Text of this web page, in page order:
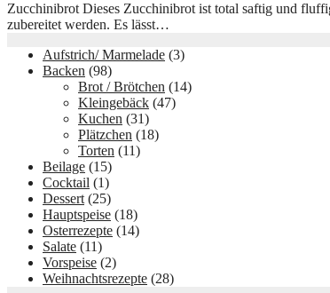
Zucchinibrot Dieses Zucchinibrot ist total saftig und
zubereitet werden. Es lässt…
Aufstrich/ Marmelade (3)
Backen (98)
Brot / Brötchen (14)
Kleingebäck (47)
Kuchen (31)
Plätzchen (18)
Torten (11)
Beilage (15)
Cocktail (1)
Dessert(25)
Hauptspeise (18)
Osterrezepte (14)
Salate (11)
Vorspeise (2)
Weihnachtsrezepte (28)